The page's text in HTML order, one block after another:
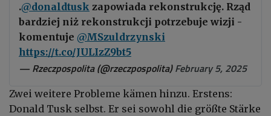
.@donaldtusk zapowiada rekonstrukcję. Rząd
bardziej niż rekonstrukcji potrzebuje wizji -
komentuje @MSzuldrzynski
https://t.co/JULIzZ9bt5
— Rzeczpospolita (@rzeczpospolita)February 5, 2025
Zwei weitere Probleme kämen hinzu. Erstens:
Donald Tusk selbst. Er sei sowohl die größte Stärke